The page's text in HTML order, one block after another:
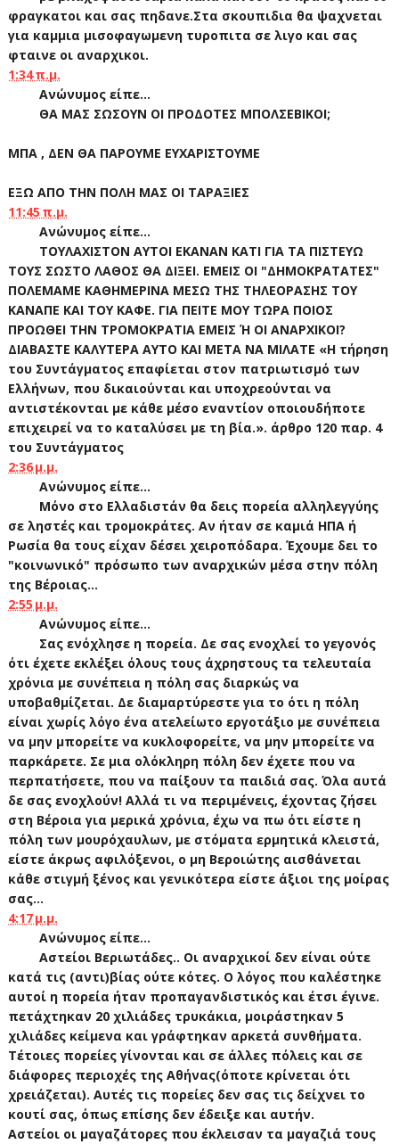
φραγκατοι και σας πηδανε.Στα σκουπιδια θα ψαχνεται
για καμμια μισοφαγωμενη τυροπιτα σε λιγο και σας
φταινε οι αναρχικοι.
1:34 π.μ.
Ανώνυμος είπε...
ΘΑ ΜΑΣ ΣΩΣΟΥΝ ΟΙ ΠΡΟΔΟΤΕΣ ΜΠΟΛΣΕΒΙΚΟΙ;
ΜΠΑ , ΔΕΝ ΘΑ ΠΑΡΟΥΜΕ ΕΥΧΑΡΙΣΤΟΥΜΕ
ΕΞΩ ΑΠΟ ΤΗΝ ΠΟΛΗ ΜΑΣ ΟΙ ΤΑΡΑΞΙΕΣ
11:45 π.μ.
Ανώνυμος είπε...
ΤΟΥΛΑΧΙΣΤΟΝ ΑΥΤΟΙ ΕΚΑΝΑΝ ΚΑΤΙ ΓΙΑ ΤΑ ΠΙΣΤΕΥΩ
ΤΟΥΣ ΣΩΣΤΟ ΛΑΘΟΣ ΘΑ ΔΙΞΕΙ. ΕΜΕΙΣ ΟΙ "ΔΗΜΟΚΡΑΤΑΤΕΣ"
ΠΟΛΕΜΑΜΕ ΚΑΘΗΜΕΡΙΝΑ ΜΕΣΩ ΤΗΣ ΤΗΛΕΟΡΑΣΗΣ ΤΟΥ
ΚΑΝΑΠΕ ΚΑΙ ΤΟΥ ΚΑΦΕ. ΓΙΑ ΠΕΙΤΕ ΜΟΥ ΤΩΡΑ ΠΟΙΟΣ
ΠΡΟΩΘΕΙ ΤΗΝ ΤΡΟΜΟΚΡΑΤΙΑ ΕΜΕΙΣ Ή ΟΙ ΑΝΑΡΧΙΚΟΙ?
ΔΙΑΒΑΣΤΕ ΚΑΛΥΤΕΡΑ ΑΥΤΟ ΚΑΙ ΜΕΤΑ ΝΑ ΜΙΛΑΤΕ «H τήρηση
του Συντάγματος επαφίεται στον πατριωτισμό των
Eλλήνων, που δικαιούνται και υποχρεούνται να
αντιστέκονται με κάθε μέσο εναντίον οποιουδήποτε
επιχειρεί να το καταλύσει με τη βία.». άρθρο 120 παρ. 4
του Συντάγματος
2:36 μ.μ.
Ανώνυμος είπε...
Μόνο στο Ελλαδιστάν θα δεις πορεία αλληλεγγύης
σε ληστές και τρομοκράτες. Αν ήταν σε καμιά ΗΠΑ ή
Ρωσία θα τους είχαν δέσει χειροπόδαρα. Έχουμε δει το
"κοινωνικό" πρόσωπο των αναρχικών μέσα στην πόλη
της Βέροιας...
2:55 μ.μ.
Ανώνυμος είπε...
Σας ενόχλησε η πορεία. Δε σας ενοχλεί το γεγονός
ότι έχετε εκλέξει όλους τους άχρηστους τα τελευταία
χρόνια με συνέπεια η πόλη σας διαρκώς να
υποβαθμίζεται. Δε διαμαρτύρεστε για το ότι η πόλη
είναι χωρίς λόγο ένα ατελείωτο εργοτάξιο με συνέπεια
να μην μπορείτε να κυκλοφορείτε, να μην μπορείτε να
παρκάρετε. Σε μια ολόκληρη πόλη δεν έχετε που να
περπατήσετε, που να παίξουν τα παιδιά σας. Όλα αυτά
δε σας ενοχλούν! Αλλά τι να περιμένεις, έχοντας ζήσει
στη Βέροια για μερικά χρόνια, έχω να πω ότι είστε η
πόλη των μουρόχαυλων, με στόματα ερμητικά κλειστά,
είστε άκρως αφιλόξενοι, ο μη Βεροιώτης αισθάνεται
κάθε στιγμή ξένος και γενικότερα είστε άξιοι της μοίρας
σας...
4:17 μ.μ.
Ανώνυμος είπε...
Αστείοι Βεριωτάδες.. Οι αναρχικοί δεν είναι ούτε
κατά τις (αντι)βίας ούτε κότες. Ο λόγος που καλέστηκε
αυτοί η πορεία ήταν προπαγανδιστικός και έτσι έγινε.
πετάχτηκαν 20 χιλιάδες τρυκάκια, μοιράστηκαν 5
χιλιάδες κείμενα και γράφτηκαν αρκετά συνθήματα.
Τέτοιες πορείες γίνονται και σε άλλες πόλεις και σε
διάφορες περιοχές της Αθήνας(όποτε κρίνεται ότι
χρειάζεται). Αυτές τις πορείες δεν σας τις δείχνει το
κουτί σας, όπως επίσης δεν έδειξε και αυτήν.
Αστείοι οι μαγαζάτορες που έκλεισαν τα μαγαζιά τους